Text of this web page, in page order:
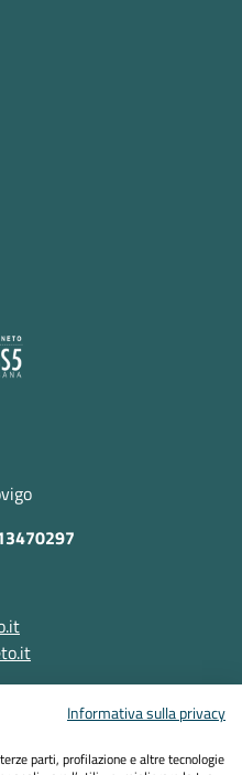
Informativa sulla privacy
parti, profilazione e altre tecnologie